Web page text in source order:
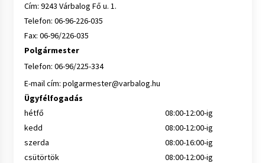
Cím: 9243 Várbalog Fő u. 1.
Telefon: 06-96-226-035
Fax: 06-96/226-035
Polgármester
Telefon: 06-96/225-334
E-mail cím: polgarmester@varbalog.hu
Ügyfélfogadás
hétfő
08:00-12:00-ig
kedd
08:00-12:00-ig
szerda
08:00-16:00-ig
csütörtök
08:00-12:00-ig